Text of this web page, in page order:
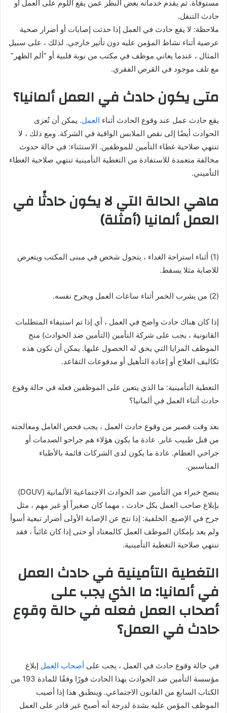
مستوفاة. ثم يقدم خدماته بغض النظر عمن يقع اللوم على العمل أو
حادث التنقل.
ملاحظة: لا يقع حادث في العمل إذا حدثت إصابات أو أضرار صحية
عرضية أثناء نشاط المؤمن عليه دون تأثير خارجي. لذلك ، على سبيل
المثال ، عندما يعاني موظف في مكتب من نوبة قلبية أو “ألم الظهر”
مع تلف موجود في القرص الفقري.
متى يكون حادث في العمل ألمانيا؟
يقع حادث عمل عند وقوع الحادث أثناء العمل. يمكن أن تُعزى
الحوادث أيضًا إلى نقص الملابس الواقية في الشركة. ومع ذلك ، لا
تنتهي صلاحية غطاء التأمين للموظفين. الاستثناء: في حالة حدوث
مخالفة متعمدة للاستفادة من التغطية التأمينية تنتهي صلاحية الغطاء
التأميني.
ماهي الحالة التي لا يكون حادثًا في
العمل ألمانيا (أمثلة)
(1) أثناء استراحة الغداء ، يتجول شخص في مبنى المكتب ويتعرض
للاصابة مثلا يسقط.
(2) من يشرب الخمر أثناء ساعات العمل ويجرح نفسه.
إذا كان هناك حادث واضح في العمل ، أي إذا تم استيفاء المتطلبات
القانونية ، يجب على شركة التأمين (التأمين ضد الحوادث) منح
الموظف المزايا التي يحق له الحصول عليها. يمكن أن تكون هذه
تكاليف العلاج أو إعادة التأهيل أو مدفوعات التقاعد.
التغطية التأمينية: ما الذي يتعين على الموظفين فعله في حالة وقوع
حادث أثناء العمل في ألمانيا؟
بعد وقت قصير من وقوع حادث العمل ، يجب فحص العامل ومعالجته
من قبل طبيب عابر. عادة ما يكون هؤلاء هم جراحو الصدمات أو
جراحي العظام. عادة ما يكون لدى الشركات قائمة بالأطباء
المناسبين.
ينصح خبراء من التأمين ضد الحوادث الاجتماعية الألمانية (DGUV)
بإبلاغ صاحب العمل بكل حادث ، مهما كان صغيراً أو غير مهم ، مثل
جرح في الإصبع. الخلفية: إذا نتج عن الإصابة الأولى أضرار تبعية أسوأ
ولم يعد بإمكان الموظف العمل كالمعتاد أو حتى إذا كان غائباً ، فقد
تنتهي صلاحية التغطية التأمينية.
التغطية التأمينية في حادث العمل
في ألمانيا: ما الذي يجب على
أصحاب العمل فعله في حالة وقوع
حادث في العمل؟
في حالة وقوع حادث في العمل ، يجب على أصحاب العمل إبلاغ
مؤسسة التأمين ضد الحوادث بهذا الحادث فورًا وفقًا للمادة 193 من
الكتاب السابع من القانون الاجتماعي. وينطبق هذا إذا أصيب
الموظف المؤمن عليه بشدة لدرجة أنه أصبح غير قادر على العمل